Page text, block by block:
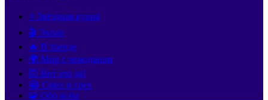
⭐ Звёздная кухня
🎬 Экран
🔥 В тренде
🌍 Мир с чемоданом
🤯 Вот это да!
😂 Смех и грех
🧩 Обо всём